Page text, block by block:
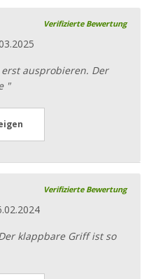
Verifizierte Bewertung
ausprobieren. Der
"
Verifizierte Bewertung
klappbare Griff ist so